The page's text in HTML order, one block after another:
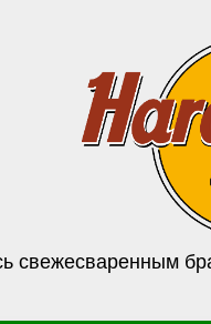
свежесваренным